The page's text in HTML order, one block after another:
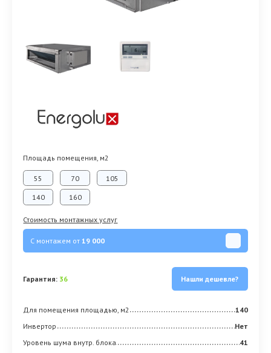
Площадь помещения, м2
55 70 105
140 160
Стоимость монтажных услуг
С монтажем от19 000
Гарантия: 36 Нашли дешевле?
Для помещения площадью, м2
140
Инвертор
Нет
Уровень шума внутр. блока
41